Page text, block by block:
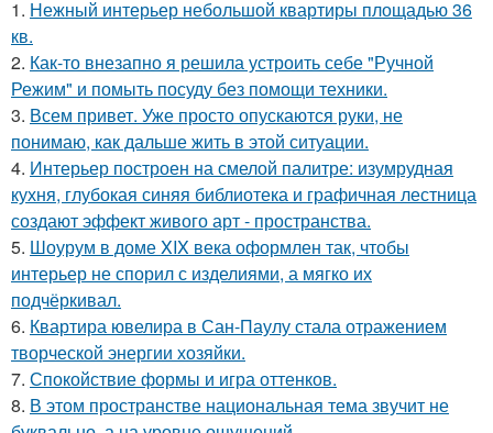
1. Нежный интерьер небольшой квартиры площадью 36
кв.
2. Как-то внезапно я решила устроить себе "Ручной
Режим" и помыть посуду без помощи техники.
3. Всем привет. Уже просто опускаются руки, не
понимаю, как дальше жить в этой ситуации.
4. Интерьер построен на смелой палитре: изумрудная
кухня, глубокая синяя библиотека и графичная лестница
создают эффект живого арт - пространства.
5. Шоурум в доме XIX века оформлен так, чтобы
интерьер не спорил с изделиями, а мягко их
подчёркивал.
6. Квартира ювелира в Сан-Паулу стала отражением
творческой энергии хозяйки.
7. Спокойствие формы и игра оттенков.
8. В этом пространстве национальная тема звучит не